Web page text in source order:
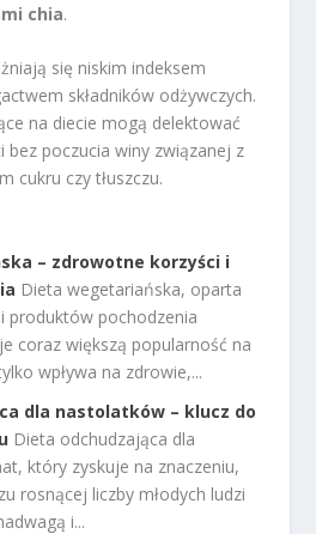
chia.
się niskim indeksem
składników odżywczych.
na diecie mogą delektować
bez poczucia winy związanej z
cukru czy tłuszczu.
– zdrowotne korzyści i
Dieta wegetariańska, oparta
produktów pochodzenia
coraz większą popularność na
wpływa na zdrowie,...
dla nastolatków – klucz do
Dieta odchudzająca dla
który zyskuje na znaczeniu,
rosnącej liczby młodych ludzi
i...